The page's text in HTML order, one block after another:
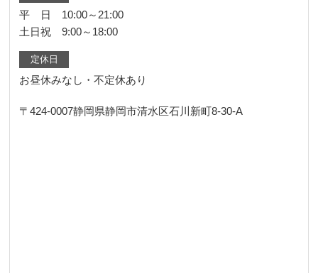
平 日 10:00～21:00
土日祝 9:00～18:00
定休日
お昼休みなし・不定休あり
〒424-0007静岡県静岡市清水区石川新町8-30-A